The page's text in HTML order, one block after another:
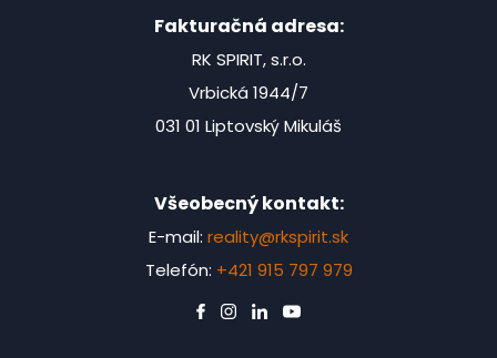
Fakturačná adresa:
RK SPIRIT, s.r.o.
Vrbická 1944/7
031 01 Liptovský Mikuláš
Všeobecný kontakt:
E-mail: reality@rkspirit.sk
Telefón: +421 915 797 979